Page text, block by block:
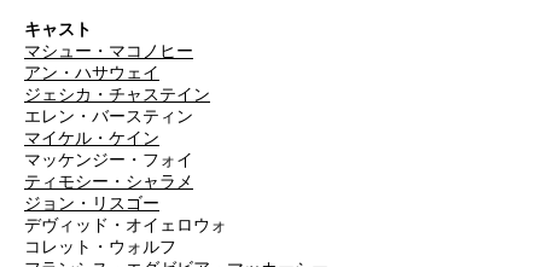
キャスト
マシュー・マコノヒー
アン・ハサウェイ
ジェシカ・チャステイン
エレン・バースティン
マイケル・ケイン
マッケンジー・フォイ
ティモシー・シャラメ
ジョン・リスゴー
デヴィッド・オイェロウォ
コレット・ウォルフ